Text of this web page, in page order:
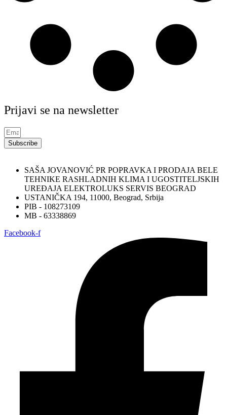
Prijavi se na newsletter
Subscribe
SAŠA JOVANOVIĆ PR POPRAVKA I PRODAJA BELE
TEHNIKE RASHLADNIH KLIMA I UGOSTITELJSKIH
UREĐAJA ELEKTROLUKS SERVIS BEOGRAD
USTANIČKA 194, 11000, Beograd, Srbija
PIB - 108273109
MB - 63338869
Facebook-f